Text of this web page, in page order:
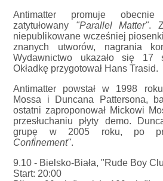
Antimatter promuje
zatytułowany "Parallel Matter".
niepublikowane wcześniej
znanych utworów, nagrania
Wydawnictwo ukazało się 17
Okładkę przygotował Hans Trasid.
Antimatter powstał w 1998
Mossa i Duncana Pattersona,
ostatni zaproponował Mickowi
przesłuchaniu płyty demo.
grupę w 2005 roku, po
Confinement".
9.10 - Bielsko-Biała, "Rude Boy
Start: 20:00